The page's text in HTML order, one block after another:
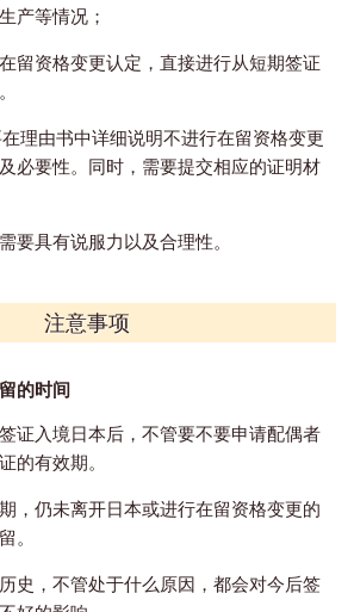
产等情况；
留资格变更认定，直接进行从短期签证
理由书中详细说明不进行在留资格变更
必要性。同时，需要提交相应的证明材
要具有说服力以及合理性。
注意事项
的时间
证入境日本后，不管要不要申请配偶者
的有效期。
，仍未离开日本或进行在留资格变更的
。
史，不管处于什么原因，都会对今后签